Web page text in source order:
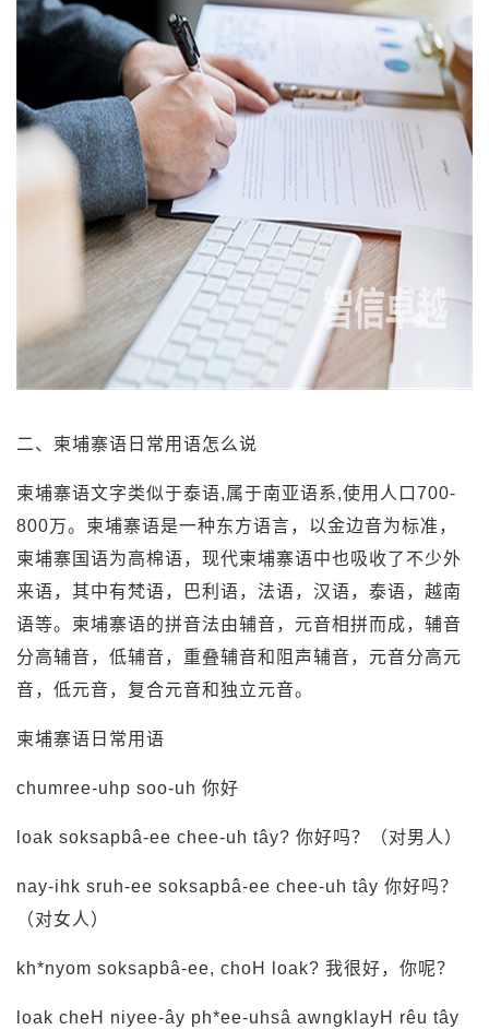
二、柬埔寨语日常用语怎么说
柬埔寨语文字类似于泰语,属于南亚语系,使用人口700-
800万。柬埔寨语是一种东方语言，以金边音为标准，
柬埔寨国语为高棉语，现代柬埔寨语中也吸收了不少外
来语，其中有梵语，巴利语，法语，汉语，泰语，越南
语等。柬埔寨语的拼音法由辅音，元音相拼而成，辅音
分高辅音，低辅音，重叠辅音和阻声辅音，元音分高元
音，低元音，复合元音和独立元音。
柬埔寨语日常用语
chumree-uhp soo-uh 你好
loak soksapbâ-ee chee-uh tây? 你好吗？（对男人）
nay-ihk sruh-ee soksapbâ-ee chee-uh tây 你好吗？
（对女人）
kh*nyom soksapbâ-ee, choH loak? 我很好，你呢？
loak cheH niyee-ây ph*ee-uhsâ awngklayH rêu tây